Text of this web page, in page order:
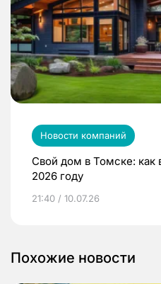
Новости компаний
Свой дом в Томске: как
2026 году
21:40 / 10.07.26
Похожие новости